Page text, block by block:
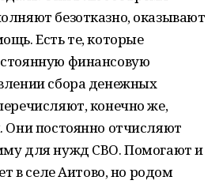
безотказно, оказывают
Есть те, которые
финансовую
сбора денежных
конечно же,
Они постоянно отчисляют
для нужд СВО. Помогают и
в селе Аитово, но родом